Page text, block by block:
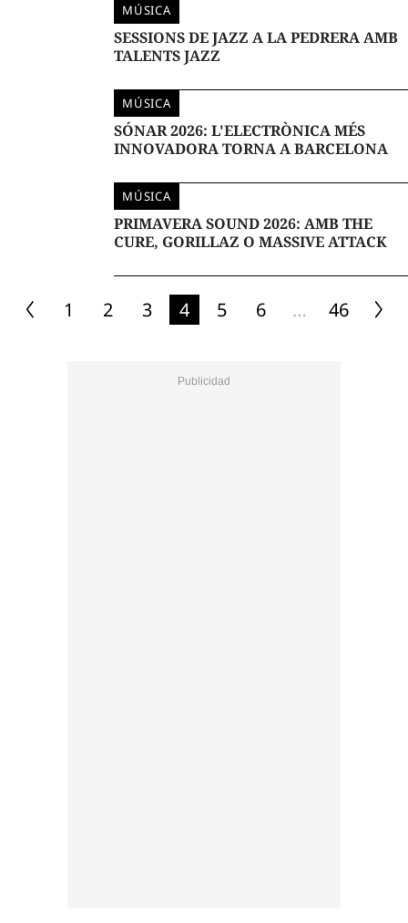
MÚSICA
SESSIONS DE JAZZ A LA PEDRERA AMB
TALENTS JAZZ
MÚSICA
SÓNAR 2026: L'ELECTRÒNICA MÉS
INNOVADORA TORNA A BARCELONA
MÚSICA
PRIMAVERA SOUND 2026: AMB THE
CURE, GORILLAZ O MASSIVE ATTACK
1 2 3 4 5 6 … 46